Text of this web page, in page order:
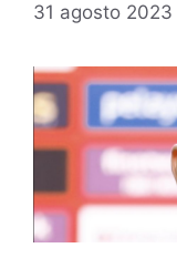
31 agosto 2023